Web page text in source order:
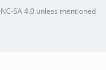
SA 4.0unless mentioned